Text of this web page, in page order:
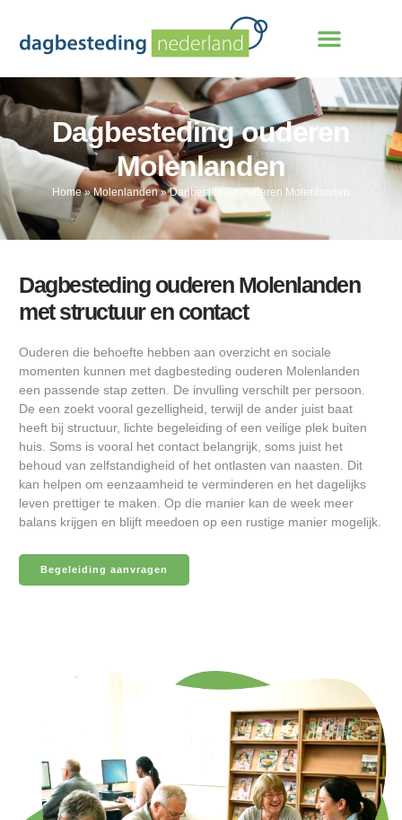
Dagbesteding ouderen
Molenlanden
Home»Molenlanden»Dagbesteding ouderen Molenlanden
Dagbesteding ouderen Molenlanden
met structuur en contact
Ouderen die behoefte hebben aan overzicht en sociale
momenten kunnen met dagbesteding ouderen Molenlanden
een passende stap zetten. De invulling verschilt per persoon.
De een zoekt vooral gezelligheid, terwijl de ander juist baat
heeft bij structuur, lichte begeleiding of een veilige plek buiten
huis. Soms is vooral het contact belangrijk, soms juist het
behoud van zelfstandigheid of het ontlasten van naasten. Dit
kan helpen om eenzaamheid te verminderen en het dagelijks
leven prettiger te maken. Op die manier kan de week meer
balans krijgen en blijft meedoen op een rustige manier mogelijk.
Begeleiding aanvragen